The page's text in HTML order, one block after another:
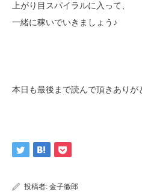
上がり目スパイラルに入って、
一緒に稼いでいきましょう♪
本日も最後まで読んで頂きありが
投稿者: 金子徹郎